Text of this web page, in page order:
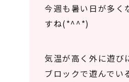
今週も暑い日が多く
すね(*^^*)
気温が高く外に遊
ブロックで遊んで